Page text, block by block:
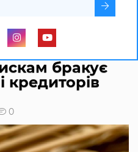
бракує
кредиторів
0